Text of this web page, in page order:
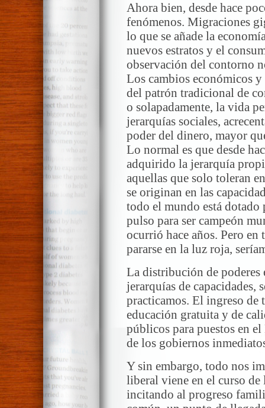
Ahora bien, desde hace
fenómenos. Migraciones
lo que se añade la
nuevos estratos y el
observación del contorno
Los cambios económicos
del patrón tradicional de
o solapadamente, la vida
jerarquías sociales,
poder del dinero, mayor
Lo normal es que desde
adquirido la jerarquía
aquellas que solo toleran
se originan en las
todo el mundo está dotado
pulso para ser campeón
ocurrió hace años. Pero en
pararse en la luz roja,
La distribución de poderes
jerarquías de capacidades,
practicamos. El ingreso de
educación gratuita y de
públicos para puestos en el
de los gobiernos
Y sin embargo, todo nos
liberal viene en el curso
incitando al progreso